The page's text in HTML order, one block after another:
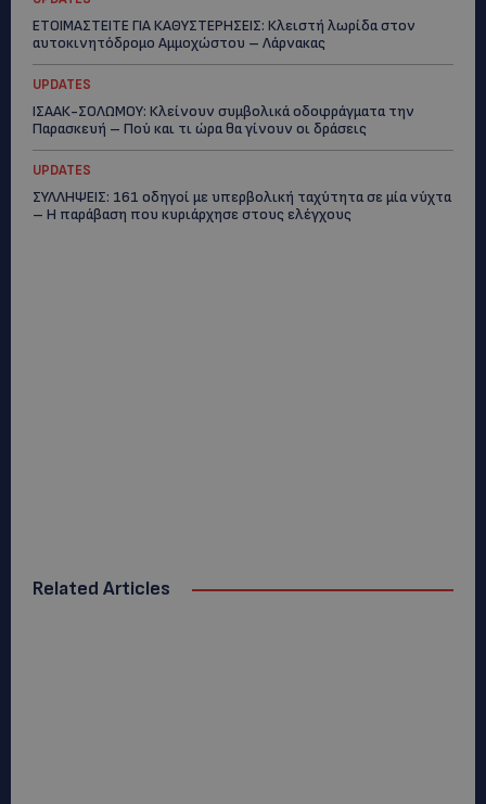
ΕΤΟΙΜΑΣΤΕΙΤΕ ΓΙΑ ΚΑΘΥΣΤΕΡΗΣΕΙΣ: Κλειστή λωρίδα στον
αυτοκινητόδρομο Αμμοχώστου – Λάρνακας
UPDATES
ΙΣΑΑΚ-ΣΟΛΩΜΟΥ: Κλείνουν συμβολικά οδοφράγματα την
Παρασκευή – Πού και τι ώρα θα γίνουν οι δράσεις
UPDATES
ΣΥΛΛΗΨΕΙΣ: 161 οδηγοί με υπερβολική ταχύτητα σε μία νύχτα
– Η παράβαση που κυριάρχησε στους ελέγχους
Related Articles